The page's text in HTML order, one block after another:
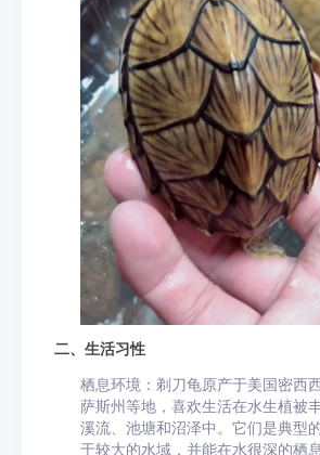
二、生活习性
栖息环境：剃刀龟原产于美国密西
萨斯州等地，喜欢生活在水生植被
溪流、池塘和沼泽中。它们是典型
于较大的水域，并能在水很深的栖